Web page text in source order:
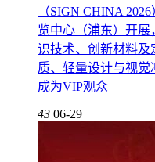
（SIGN CHINA
览中心（浦东）开
识技术、创新材料及
质、轻量设计与视
成为VIP观众
43 06-29